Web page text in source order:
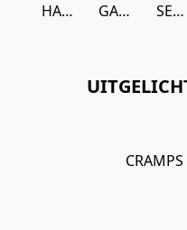
HAUNTED YOUTH GAP MANGIONE SEKUSHI